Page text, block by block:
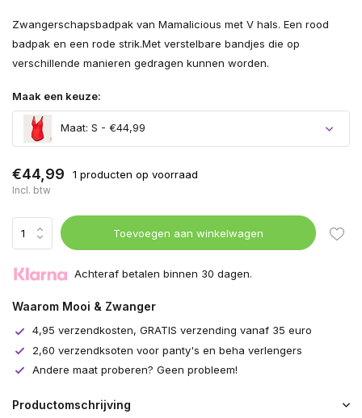
Zwangerschapsbadpak van Mamalicious met V hals. Een rood
badpak en een rode strik.Met verstelbare bandjes die op
verschillende manieren gedragen kunnen worden.
Maak een keuze:
Maat: S - €44,99
€44,99 1 producten op voorraad
Incl. btw
Toevoegen aan winkelwagen
Achteraf betalen binnen 30 dagen.
Waarom Mooi & Zwanger
4,95 verzendkosten, GRATIS verzending vanaf 35 euro
2,60 verzendksoten voor panty's en beha verlengers
Andere maat proberen? Geen probleem!
Productomschrijving